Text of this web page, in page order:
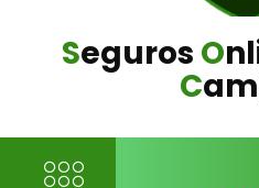
Seguros O
C